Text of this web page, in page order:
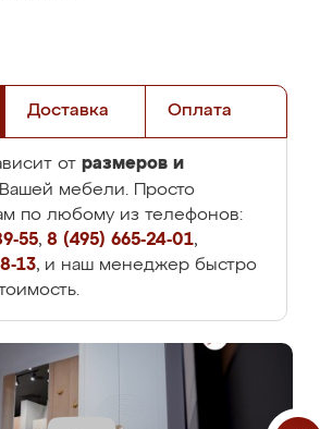
Доставка Оплата
от размеров и
Вашей мебели. Просто
по любому из телефонов:
55, 8 (495) 665-24-01,
13, и наш менеджер быстро